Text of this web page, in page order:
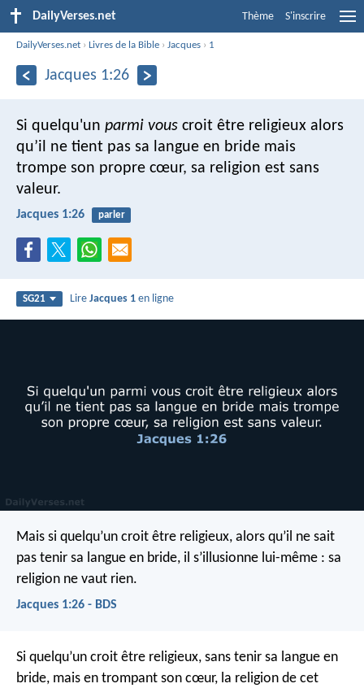
DailyVerses.net Thème S'inscrire
DailyVerses.net ›Livres de la Bible ›Jacques › 1
Jacques 1:26
Si quelqu'un parmi vous croit être religieux alors
qu’il ne tient pas sa langue en bride mais
trompe son propre cœur, sa religion est sans
valeur.
Jacques 1:26 parler
SG21 LireJacques 1 en ligne
Mais si quelqu’un croit être religieux, alors qu’il ne sait
pas tenir sa langue en bride, il s’illusionne lui-même : sa
religion ne vaut rien.
Jacques 1:26 - BDS
Si quelqu’un croit être religieux, sans tenir sa langue en
bride, mais en trompant son cœur, la religion de cet